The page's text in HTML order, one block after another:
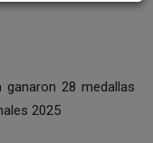
ganaron 28 medallas
2025